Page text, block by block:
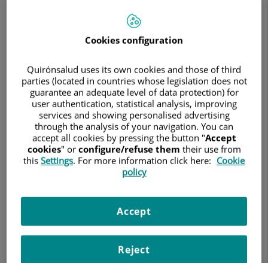
20 de diciembre de 2024
EMBARAZO - SEGUNDO TRIMESTRE
EMBARAZO, PARTO Y POSTPARTO
La diabetes gestacional es la complicación metabólica más
frecuente en el embarazo.
El doctor José Alberto Rodríguez, del Servicio de Ginecología y
Obstetricia del Hospital Universitario Quirónsalud Madrid,
Cookies configuration
Quirónsalud uses its own cookies and those of third
parties (located in countries whose legislation does not
guarantee an adequate level of data protection) for
user authentication, statistical analysis, improving
services and showing personalised advertising
through the analysis of your navigation. You can
accept all cookies by pressing the button "Accept
cookies" or configure/refuse them their use from
this Settings. For more information click here: Cookie
policy
Reject
Accept